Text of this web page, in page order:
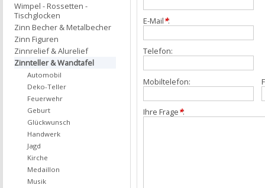
E-Mail*:
Telefon:
Mobiltelefon:
Ihre Frage*:
Wimpel - Rossetten -
Tischglocken
Zinn Becher & Metalbecher
Zinn Figuren
Zinnrelief & Alurelief
Zinnteller & Wandtafel
Automobil
Deko-Teller
Feuerwehr
Geburt
Glückwunsch
Handwerk
Jagd
Kirche
Medaillon
Musik